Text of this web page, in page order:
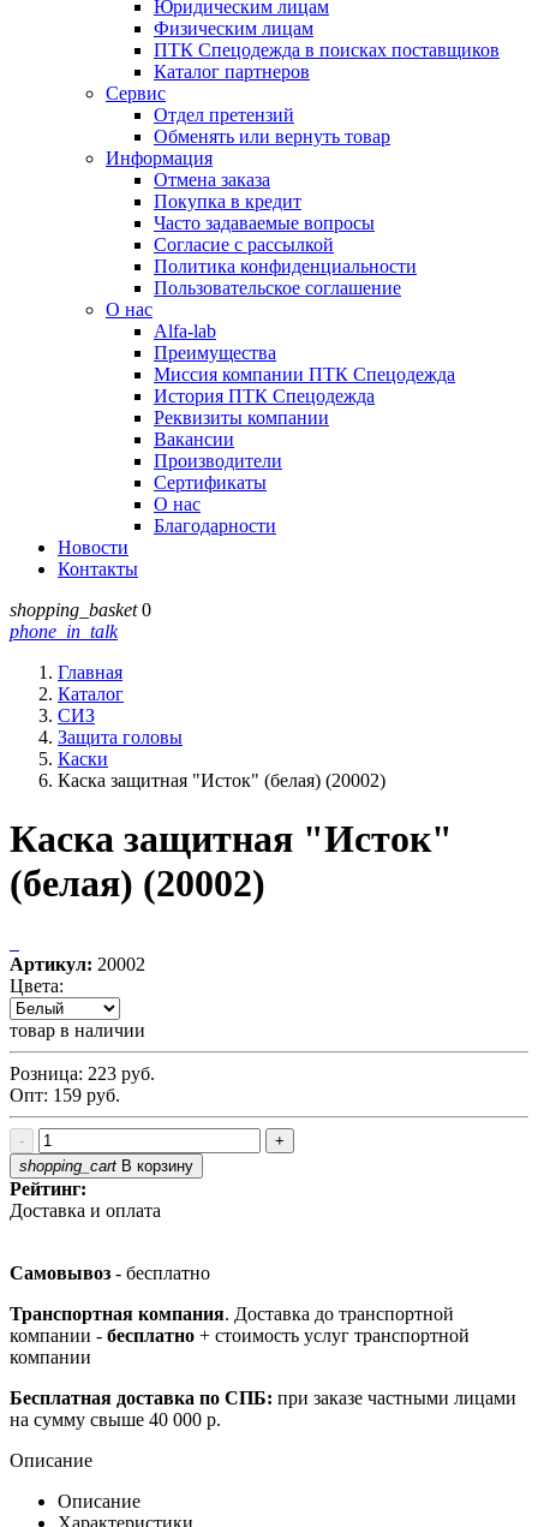
Юридическим лицам
Физическим лицам
ПТК Спецодежда в поисках поставщиков
Каталог партнеров
Сервис
Отдел претензий
Обменять или вернуть товар
Информация
Отмена заказа
Покупка в кредит
Часто задаваемые вопросы
Согласие с рассылкой
Политика конфиденциальности
Пользовательское соглашение
О нас
Alfa-lab
Преимущества
Миссия компании ПТК Спецодежда
История ПТК Спецодежда
Реквизиты компании
Вакансии
Производители
Сертификаты
О нас
Благодарности
Новости
Контакты
shopping_basket 0
phone_in_talk
Главная
Каталог
СИЗ
Защита головы
Каски
Каска защитная "Исток" (белая) (20002)
Каска защитная "Исток"
(белая) (20002)
Артикул: 20002
Цвета:
товар в наличии
Розница: 223 руб.
Опт: 159 руб.
-
+
shopping_cart В корзину
Рейтинг:
Доставка и оплата
Самовывоз - бесплатно
Транспортная компания. Доставка до транспортной
компании - бесплатно + стоимость услуг транспортной
компании
Бесплатная доставка по СПБ: при заказе частными лицами
на сумму свыше 40 000 р.
Описание
Описание
Характеристики